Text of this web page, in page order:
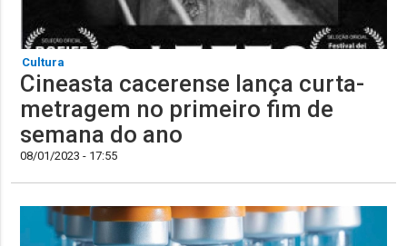
Cultura
Cineasta cacerense lança curta-
metragem no primeiro fim de
semana do ano
08/01/2023 - 17:55